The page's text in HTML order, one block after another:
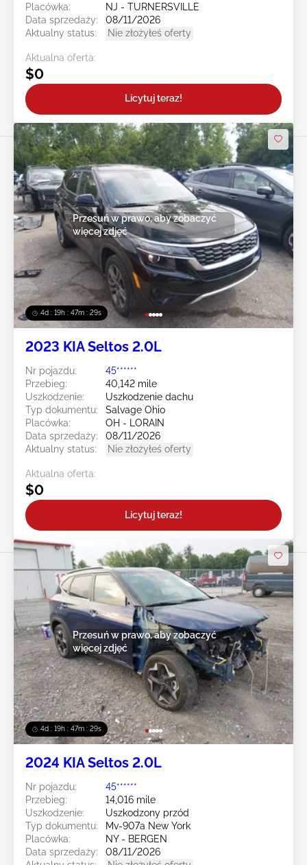
Placówka:
NJ - TURNERSVILLE
Data sprzedaży:
08/11/2026
Aktualny status:
Nie złożyłeś oferty
Aktualna oferta:
$0
Licytuj teraz!
4d : 19h : 47m : 27s
Przesuń w prawo, aby zobaczyć
więcej zdjęć
2023 KIA Seltos 2.0L
Nr pojazdu:
45******
Przebieg:
40,142 mile
Uszkodzenie:
Uszkodzenie dachu
Typ dokumentu:
Salvage Ohio
Placówka:
OH - LORAIN
Data sprzedaży:
08/11/2026
Aktualny status:
Nie złożyłeś oferty
Aktualna oferta:
$0
Licytuj teraz!
4d : 19h : 47m : 27s
Przesuń w prawo, aby zobaczyć
więcej zdjęć
2024 KIA Seltos 2.0L
Nr pojazdu:
45******
Przebieg:
14,016 mile
Uszkodzenie:
Uszkodzony przód
Typ dokumentu:
Mv-907a New York
Placówka:
NY - BERGEN
Data sprzedaży:
08/11/2026